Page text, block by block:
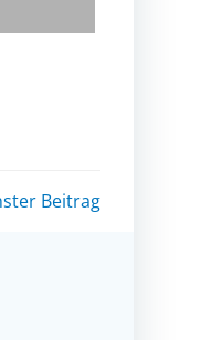
Beitrag